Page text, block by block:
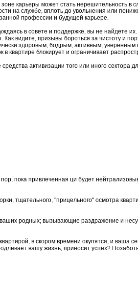
карьеры может стать нерешительность в
на службе, вплоть до увольнения или
профессии и будущей карьере.
в совете и поддержке, вы не найдете
видите, призывы бороться за чистоту и
здоровым, бодрым, активным, уверенным
квартире блокирует и ограничивает
активизации того или иного сектора
пока привлеченная ци будет
тщательного, "прицельного" осмотра
родных; вызывающие раздражение и
в скором времени окупятся, и ваша
вашу жизнь, приносит успех?